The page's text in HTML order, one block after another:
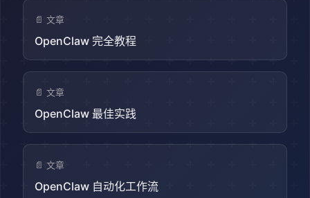
📄 文章
OpenClaw 完全教程
📄 文章
OpenClaw 最佳实践
📄 文章
OpenClaw 自动化工作流